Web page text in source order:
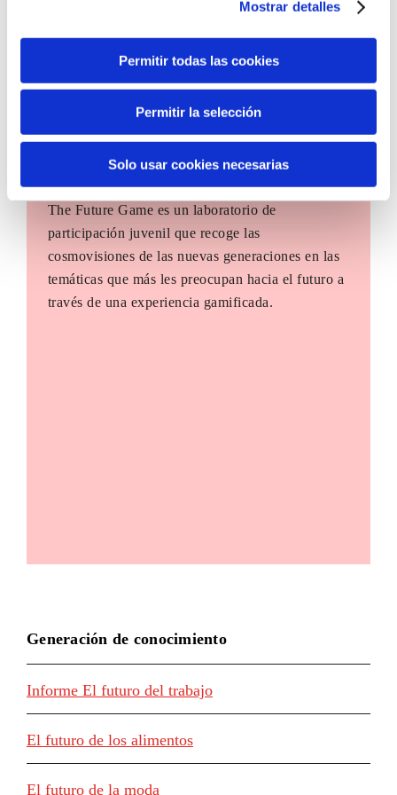
Mostrar detalles
Permitir todas las cookies
Permitir la selección
Solo usar cookies necesarias
The Future Game
The Future Game es un laboratorio de
participación juvenil que recoge las
cosmovisiones de las nuevas generaciones en las
temáticas que más les preocupan hacia el futuro a
través de una experiencia gamificada.
Generación de conocimiento
Informe El futuro del trabajo
El futuro de los alimentos
El futuro de la moda